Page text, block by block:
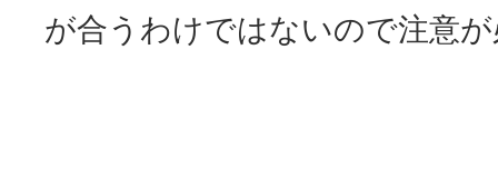
が合うわけではないので注意